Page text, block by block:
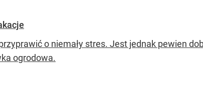
o niemały stres. Jest jednak pewien
ogrodowa.